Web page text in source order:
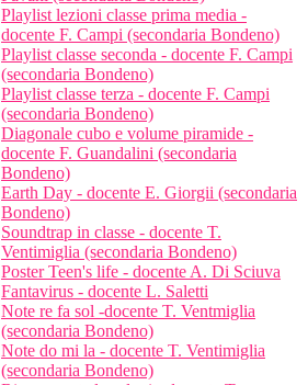
Playlist lezioni classe prima media -
docente F. Campi (secondaria Bondeno)
Playlist classe seconda - docente F. Campi
(secondaria Bondeno)
Playlist classe terza - docente F. Campi
(secondaria Bondeno)
Diagonale cubo e volume piramide -
docente F. Guandalini (secondaria
Bondeno)
Earth Day - docente E. Giorgii (secondaria
Bondeno)
Soundtrap in classe - docente T.
Ventimiglia (secondaria Bondeno)
Poster Teen's life - docente A. Di Sciuva
Fantavirus - docente L. Saletti
Note re fa sol -docente T. Ventmiglia
(secondaria Bondeno)
Note do mi la - docente T. Ventimiglia
(secondaria Bondeno)